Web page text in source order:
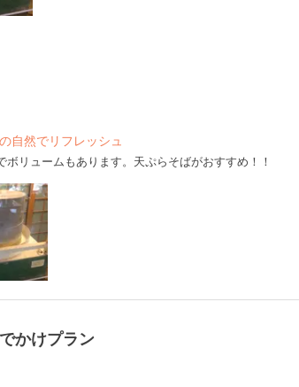
自然でリフレッシュ
ボリュームもあります。天ぷらそばがおすすめ！！
かけプラン